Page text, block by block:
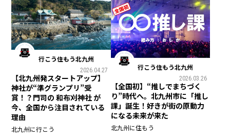
行こう住もう北九州
2026.04.27
【北九州発スタートアップ】
神社が“準グランプリ”受
賞！？門司の 和布刈神社 が
今、全国から注目されている
理由
北九州に行こう
行こう住もう北九州
2026.03.26
【全国初】“推しでまちづく
り”時代へ。北九州市に「推し
課」誕生！好きが街の原動力
になる未来が来た
北九州に住もう